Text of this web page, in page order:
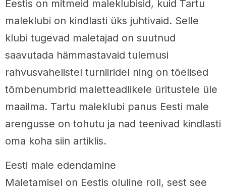
Eestis on mitmeid maleklubisid, kuid Tartu
maleklubi on kindlasti üks juhtivaid. Selle
klubi tugevad maletajad on suutnud
saavutada hämmastavaid tulemusi
rahvusvahelistel turniiridel ning on tõelised
tõmbenumbrid maletteadlikele üritustele üle
maailma. Tartu maleklubi panus Eesti male
arengusse on tohutu ja nad teenivad kindlasti
oma koha siin artiklis.
Eesti male edendamine
Maletamisel on Eestis oluline roll, sest see